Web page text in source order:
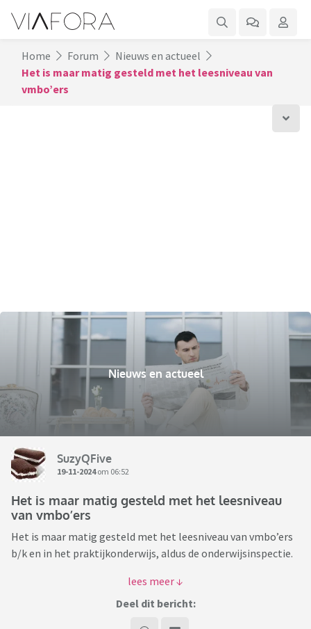
Home Forum
Nieuws en actueel
Het is maar matig gesteld met het leesniveau van
vmbo’ers
Nieuws en actueel
SuzyQFive
19-11-2024om 06:52
Het is maar matig gesteld met het leesniveau
van vmbo’ers
Het is maar matig gesteld met het leesniveau van vmbo’ers
b/k en in het praktijkonderwijs, aldus de onderwijsinspectie.
Deel dit bericht: